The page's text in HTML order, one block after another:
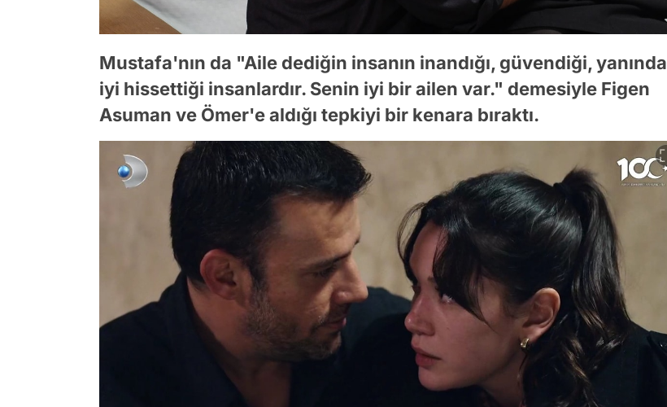
Mustafa'nın da "Aile dediğin insanın inandığı, güvendiği, yanında
iyi hissettiği insanlardır. Senin iyi bir ailen var." demesiyle Figen
Asuman ve Ömer'e aldığı tepkiyi bir kenara bıraktı.